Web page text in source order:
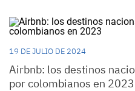
19 DE JULIO DE 2024
Airbnb: los destinos
por colombianos en 2023